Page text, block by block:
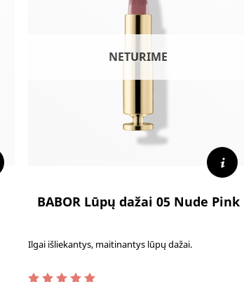
NETURIME
BABOR Lūpų dažai 05 Nude Pink
Ilgai išliekantys, maitinantys lūpų dažai.